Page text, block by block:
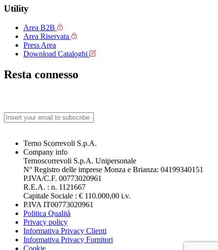
Utility
Area B2B
Area Riservata
Press Area
Download Cataloghi
Resta connesso
Terno Scorrevoli S.p.A.
Company info
Ternoscorrevoli S.p.A. Unipersonale
N° Registro delle imprese Monza e Brianza: 04199340151
P.IVA/C.F. 00773020961
R.E.A. : n. 1121667
Capitale Sociale : € 110.000,00 i.v.
P.IVA IT00773020961
Politica Qualità
Privacy policy
Informativa Privacy Clienti
Informativa Privacy Fornitori
Cookie